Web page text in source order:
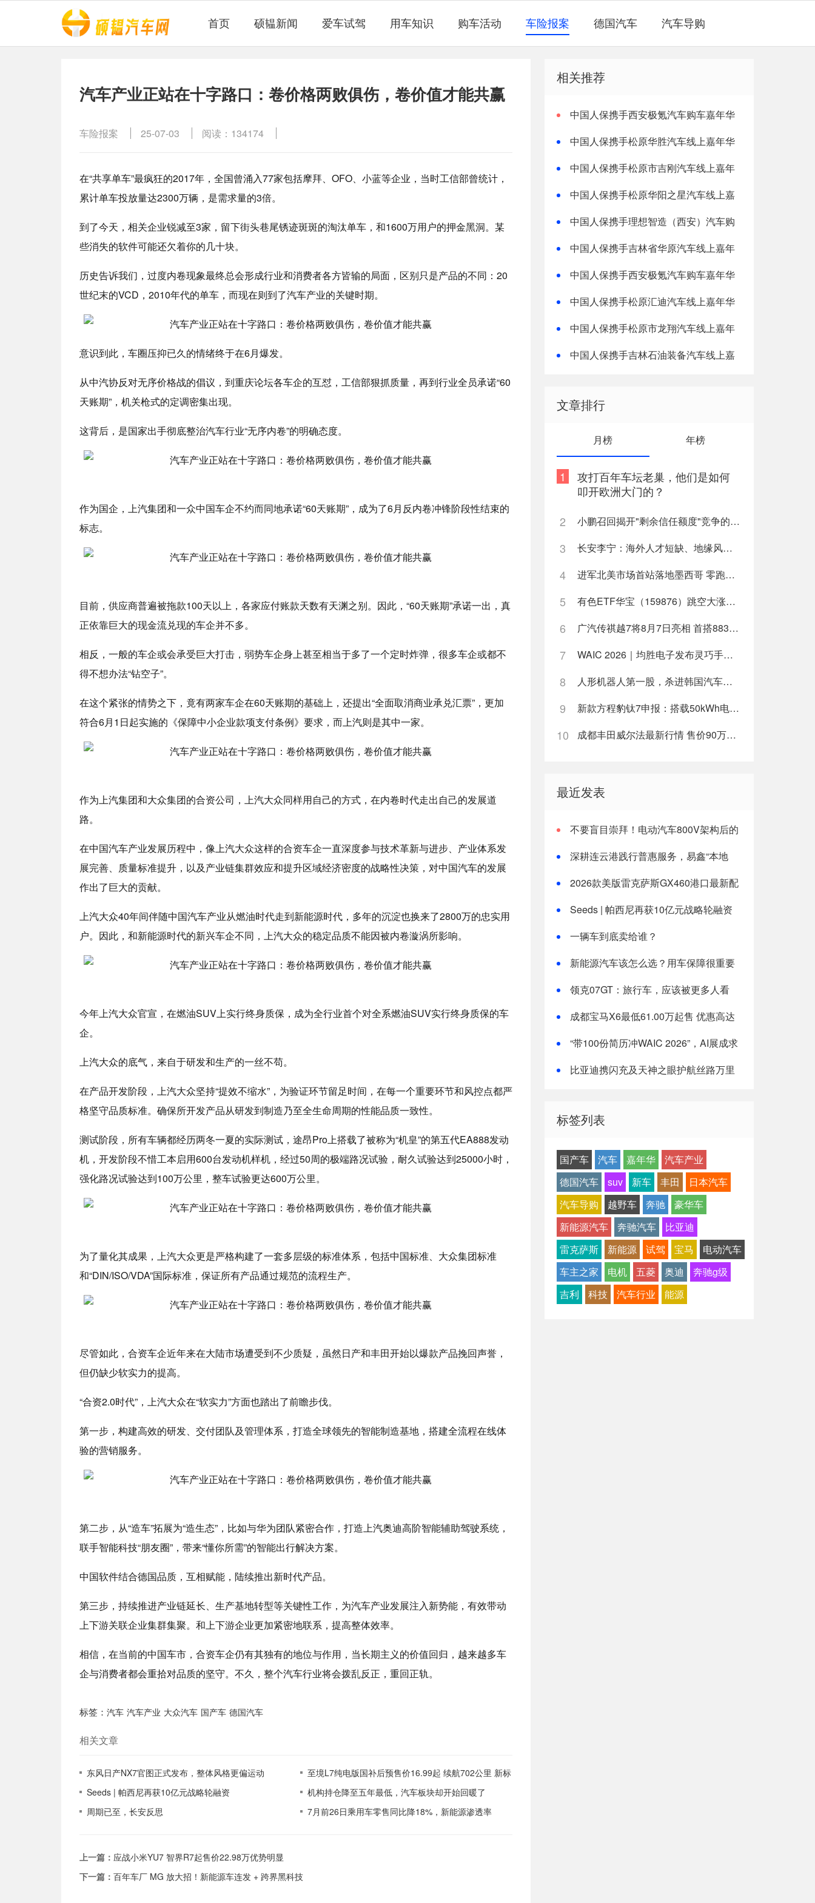
首页 硕韫新闻 爱车试驾 用车知识 购车活动 车险报案 德国汽车 汽车导购
汽车产业正站在十字路口：卷价格两败俱伤，卷价值才能共赢
车险报案 25-07-03 阅读：134174
在“共享单车”最疯狂的2017年，全国曾涌入77家包括摩拜、OFO、小蓝等企业，当时工信部曾统计，
累计单车投放量达2300万辆，是需求量的3倍。
到了今天，相关企业锐减至3家，留下街头巷尾锈迹斑斑的淘汰单车，和1600万用户的押金黑洞。某
些消失的软件可能还欠着你的几十块。
历史告诉我们，过度内卷现象最终总会形成行业和消费者各方皆输的局面，区别只是产品的不同：20
世纪末的VCD，2010年代的单车，而现在则到了汽车产业的关键时期。
意识到此，车圈压抑已久的情绪终于在6月爆发。
从中汽协反对无序价格战的倡议，到重庆论坛各车企的互怼，工信部狠抓质量，再到行业全员承诺“60
天账期”，机关枪式的定调密集出现。
这背后，是国家出手彻底整治汽车行业“无序内卷”的明确态度。
作为国企，上汽集团和一众中国车企不约而同地承诺“60天账期”，成为了6月反内卷冲锋阶段性结束的
标志。
目前，供应商普遍被拖款100天以上，各家应付账款天数有天渊之别。因此，“60天账期”承诺一出，真
正依靠巨大的现金流兑现的车企并不多。
相反，一般的车企或会承受巨大打击，弱势车企身上甚至相当于多了一个定时炸弹，很多车企或都不
得不想办法“钻空子”。
在这个紧张的情势之下，竟有两家车企在60天账期的基础上，还提出“全面取消商业承兑汇票”，更加
符合6月1日起实施的《保障中小企业款项支付条例》要求，而上汽则是其中一家。
作为上汽集团和大众集团的合资公司，上汽大众同样用自己的方式，在内卷时代走出自己的发展道
路。
在中国汽车产业发展历程中，像上汽大众这样的合资车企一直深度参与技术革新与进步、产业体系发
展完善、质量标准提升，以及产业链集群效应和提升区域经济密度的战略性决策，对中国汽车的发展
作出了巨大的贡献。
上汽大众40年间伴随中国汽车产业从燃油时代走到新能源时代，多年的沉淀也换来了2800万的忠实用
户。因此，和新能源时代的新兴车企不同，上汽大众的稳定品质不能因被内卷漩涡所影响。
今年上汽大众官宣，在燃油SUV上实行终身质保，成为全行业首个对全系燃油SUV实行终身质保的车
企。
上汽大众的底气，来自于研发和生产的一丝不苟。
在产品开发阶段，上汽大众坚持“提效不缩水”，为验证环节留足时间，在每一个重要环节和风控点都严
格坚守品质标准。确保所开发产品从研发到制造乃至全生命周期的性能品质一致性。
测试阶段，所有车辆都经历两冬一夏的实际测试，途昂Pro上搭载了被称为“机皇”的第五代EA888发动
机，开发阶段不惜工本启用600台发动机样机，经过50周的极端路况试验，耐久试验达到25000小时，
强化路况试验达到100万公里，整车试验更达600万公里。
为了量化其成果，上汽大众更是严格构建了一套多层级的标准体系，包括中国标准、大众集团标准
和“DIN/ISO/VDA”国际标准，保证所有产品通过规范的流程生产。
尽管如此，合资车企近年来在大陆市场遭受到不少质疑，虽然日产和丰田开始以爆款产品挽回声誉，
但仍缺少软实力的提高。
“合资2.0时代”，上汽大众在“软实力”方面也踏出了前瞻步伐。
第一步，构建高效的研发、交付团队及管理体系，打造全球领先的智能制造基地，搭建全流程在线体
验的营销服务。
第二步，从“造车”拓展为“造生态”，比如与华为团队紧密合作，打造上汽奥迪高阶智能辅助驾驶系统，
联手智能科技“朋友圈”，带来“懂你所需”的智能出行解决方案。
中国软件结合德国品质，互相赋能，陆续推出新时代产品。
第三步，持续推进产业链延长、生产基地转型等关键性工作，为汽车产业发展注入新势能，有效带动
上下游关联企业集群集聚。和上下游企业更加紧密地联系，提高整体效率。
相信，在当前的中国车市，合资车企仍有其独有的地位与作用，当长期主义的价值回归，越来越多车
企与消费者都会重拾对品质的坚守。不久，整个汽车行业将会拨乱反正，重回正轨。
标签： 汽车 汽车产业 大众汽车 国产车 德国汽车
相关文章
东风日产NX7官图正式发布，整体风格更偏运动
至境L7纯电版国补后预售价16.99起 续航702公里 新标
杆来了
Seeds | 帕西尼再获10亿元战略轮融资
机构持仓降至五年最低，汽车板块却开始回暖了
周期已至，长安反思
7月前26日乘用车零售同比降18%，新能源渗透率
上一篇： 应战小米YU7 智界R7起售价22.98万优势明显
下一篇： 百年车厂 MG 放大招！新能源车连发 + 跨界黑科技
相关推荐
中国人保携手西安极氪汽车购车嘉年华
中国人保携手松原华胜汽车线上嘉年华
中国人保携手松原市吉刚汽车线上嘉年
中国人保携手松原华阳之星汽车线上嘉
中国人保携手理想智造（西安）汽车购
中国人保携手吉林省华原汽车线上嘉年
中国人保携手西安极氪汽车购车嘉年华
中国人保携手松原汇迪汽车线上嘉年华
中国人保携手松原市龙翔汽车线上嘉年
中国人保携手吉林石油装备汽车线上嘉
文章排行
月榜 年榜
1
攻打百年车坛老巢，他们是如何
叩开欧洲大门的？
2
小鹏召回揭开"剩余信任额度"竞争的逻辑
3 长安李宁：海外人才短缺、地缘风险频发，依靠AI质量体系化解全球化难题｜2026中国汽车论坛
4 进军北美市场首站落地墨西哥 零跑B10完成本土化认证正式交付
5 有色ETF华宝（159876）跳空大涨4.5%，成份股掀涨停潮！华宝基金：三大压制或已消除，右侧配置窗口打开！
6 广汽传祺越7将8月7日亮相 首搭8838旗舰芯片
7 WAIC 2026｜均胜电子发布灵巧手、固液混合电池等核心部件
8 人形机器人第一股，杀进韩国汽车产线
9 新款方程豹钛7申报：搭载50kWh电池 WLTC纯电续航可达230km
10 成都丰田威尔法最新行情 售价90万元起
最近发表
不要盲目崇拜！电动汽车800V架构后的
深耕连云港践行普惠服务，易鑫“本地
2026款美版雷克萨斯GX460港口最新配
Seeds | 帕西尼再获10亿元战略轮融资
一辆车到底卖给谁？
新能源汽车该怎么选？用车保障很重要
领克07GT：旅行车，应该被更多人看
成都宝马X6最低61.00万起售 优惠高达
“带100份简历冲WAIC 2026”，AI展成求
比亚迪携闪充及天神之眼护航丝路万里
标签列表
国产车 汽车 嘉年华
汽车产业
德国汽车
suv 新车 丰田
日本汽车
汽车导购
越野车 奔驰
豪华车
新能源汽车
奔驰汽车
比亚迪
雷克萨斯
新能源 试驾 宝马
电动汽车
车主之家
电机 五菱 奥迪
奔驰g级
吉利
科技 汽车行业 能源